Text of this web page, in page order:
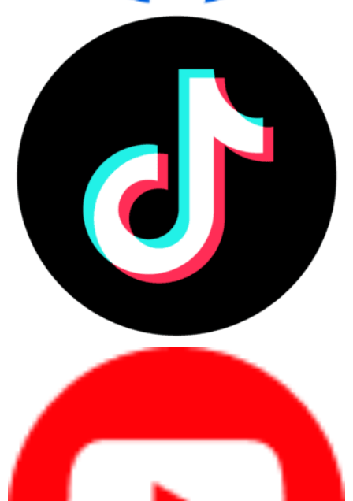
Hỗ trợ các dịch vụ mạng như VPN và DHCP.
Hỗ trợ các dịch vụ giám sát và quản lý như SNMP và
IPMI.
Phát triển và thử nghiệm phần mềm
Với hiệu năng mạnh mẽ, khả năng mở rộng cao, tính bảo mật tiên
tiến và dễ dàng quản lý, Máy chủ Dell PowerEdge R250 4x3.5 E-
2324G- 8GB là lựa chọn lý tưởng cho các doanh nghiệp vừa và nhỏ,
các văn phòng từ xa và các chi nhánh đang tìm kiếm một máy chủ
rack 1U hiệu quả, giá cả phải chăng và có khả năng mở rộng cao.